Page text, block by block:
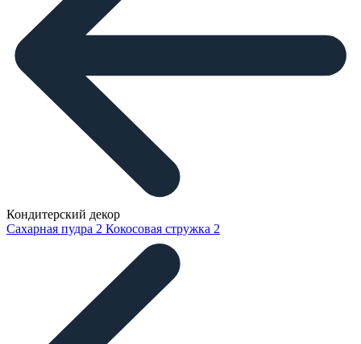
Кондитерский декор
Сахарная пудра 2 Кокосовая стружка 2